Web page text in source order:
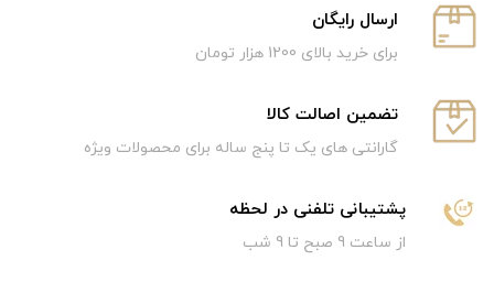
ارسال رایگان
برای خرید بالای 1200 هزار تومان
تضمین اصالت کالا
گارانتی های یک تا پنج ساله برای محصولات ویژه
پشتیبانی تلفنی در لحظه
از ساعت 9 صبح تا 9 شب